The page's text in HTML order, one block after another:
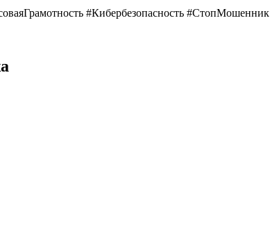
#Кибербезопасность #СтопМошенник